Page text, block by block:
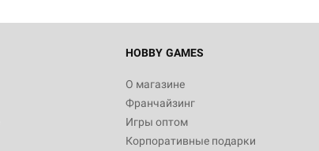
HOBBY GAMES
О магазине
Франчайзинг
Игры оптом
Корпоративные подарки
Белая смерть
12 990
Настольная игра Hobby World